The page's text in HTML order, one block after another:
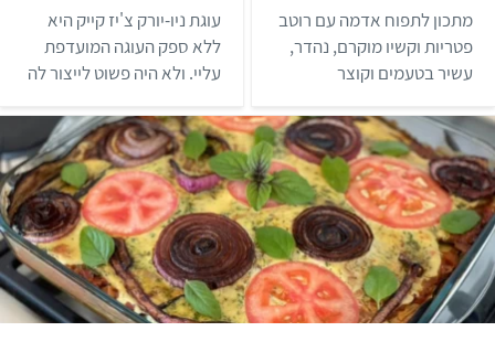
.
1
מ
ת
ו
מתכון לתפוח אדמה עם רוטב
פטריות וקשיו מוקרם, נהדר,
עשיר בטעמים וקוצר
.
9
מ
ת
ו
עוגת ניו-יורק צ'יז קייק היא
ללא ספק העוגה המועדפת
עליי. ולא היה פשוט לייצור לה
בסנדרטים שלי. אבל אחרי
שנה של ניסיונות הצלחתי
להכין אותה בגרסה טבעונית,
נימוחה ועשירה.
בינוני שעתיים ו-30 דקות 6 פרוסות לזניה איטלקי